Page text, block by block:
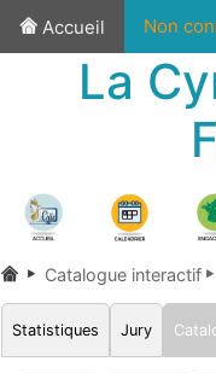
Accueil Non
La
Catalogue interactif
Statistiques Jury